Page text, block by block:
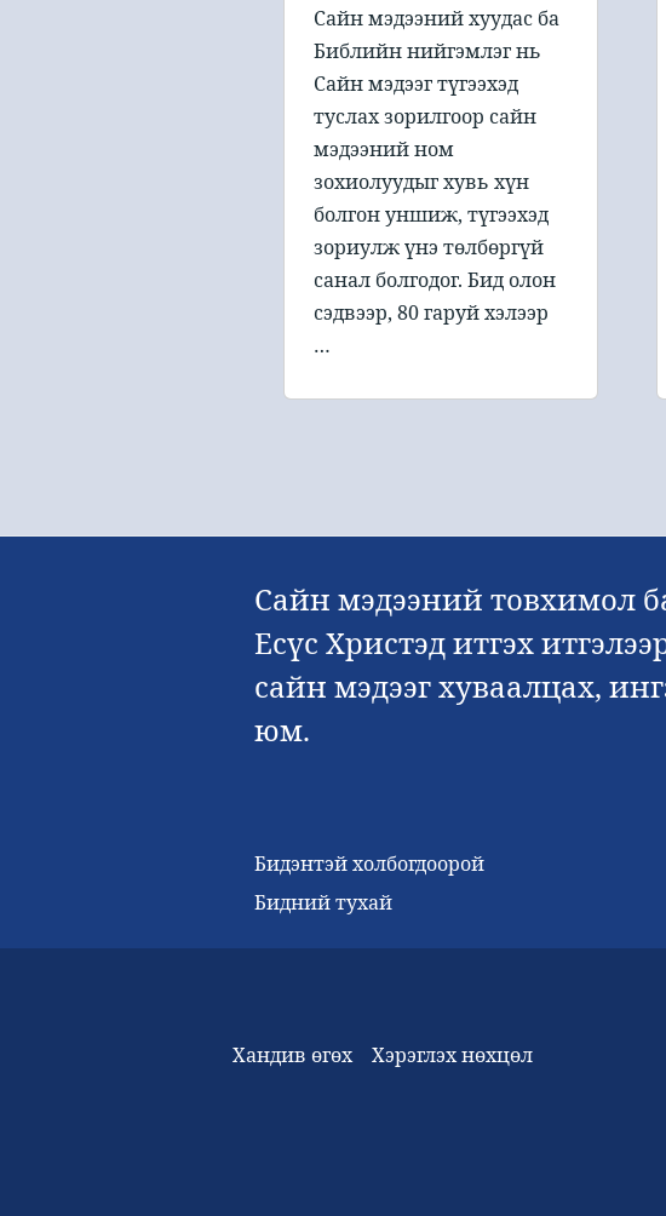
Сайн мэдээний хуудас ба
Библийн нийгэмлэг нь
Сайн мэдээг түгээхэд
туслах зорилгоор сайн
мэдээний ном
зохиолуудыг хувь хүн
болгон уншиж, түгээхэд
зориулж үнэ төлбөргүй
санал болгодог. Бид олон
сэдвээр, 80 гаруй хэлээр
…
Сайн мэдээний товхимол
Есүс Христэд итгэх
сайн мэдээг хуваалцах,
юм.
Бидэнтэй холбогдоорой
Бидний тухай
Хандив өгөх Хэрэглэх нөхцөл